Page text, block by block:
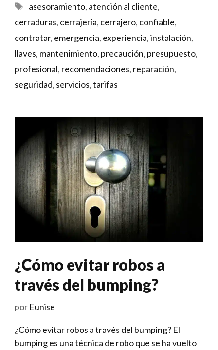
Etiquetas
asesoramiento, atención al cliente,
cerraduras, cerrajería, cerrajero, confiable,
contratar, emergencia, experiencia,instalación,
llaves, mantenimiento, precaución, presupuesto,
profesional, recomendaciones, reparación,
seguridad, servicios,tarifas
¿Cómo evitar robos a
través del bumping?
por Eunise
¿Cómo evitar robos⁢ a través ⁤del ⁣bumping? El
bumping es una técnica⁢ de robo que se ha vuelto